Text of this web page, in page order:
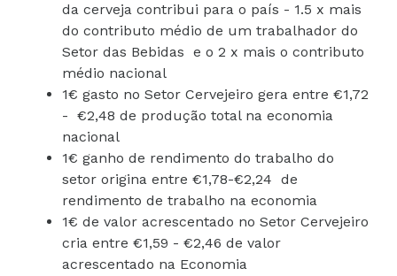
da cerveja contribui para o país - 1.5 x mais
do contributo médio de um trabalhador do
Setor das Bebidas e o 2 x mais o contributo
médio nacional
1€ gasto no Setor Cervejeiro gera entre €1,72
- €2,48 de produção total na economia
nacional
1€ ganho de rendimento do trabalho do
setor origina entre €1,78-€2,24 de
rendimento de trabalho na economia
1€ de valor acrescentado no Setor Cervejeiro
cria entre €1,59 - €2,46 de valor
acrescentado na Economia